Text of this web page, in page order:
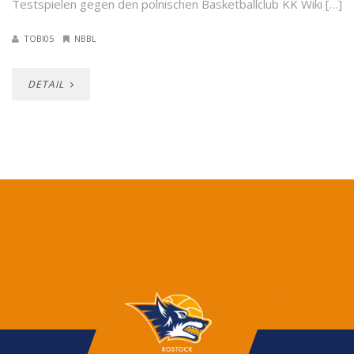
Testspielen gegen den polnischen Basketballclub KK Wiki […]
TOBI05 NBBL
DETAIL